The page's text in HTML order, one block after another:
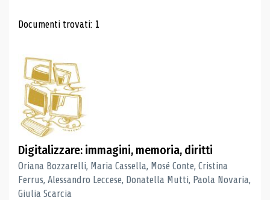
Risultati di ricerca
Documenti trovati: 1
Digitalizzare: immagini, memoria, diritti
Oriana Bozzarelli, Maria Cassella, Mosé Conte, Cristina
Ferrus, Alessandro Leccese, Donatella Mutti, Paola Novaria,
Giulia Scarcia